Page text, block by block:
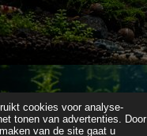
cookies voor analyse-
tonen van advertenties. Door
van de site gaat u